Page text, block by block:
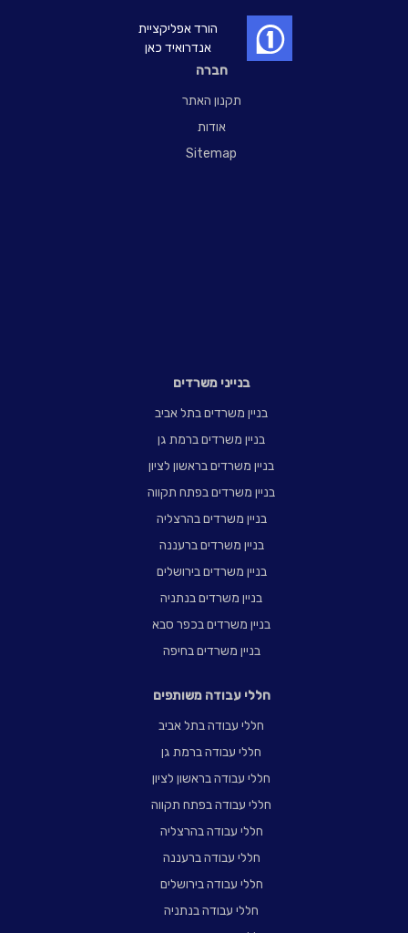
חברה
תקנון האתר
אודות
Sitemap
בנייני משרדים
בניין משרדים בתל אביב
בניין משרדים ברמת גן
בניין משרדים בראשון לציון
בניין משרדים בפתח תקווה
בניין משרדים בהרצליה
בניין משרדים ברעננה
בניין משרדים בירושלים
בניין משרדים בנתניה
בניין משרדים בכפר סבא
בניין משרדים בחיפה
חללי עבודה משותפים
חללי עבודה בתל אביב
חללי עבודה ברמת גן
חללי עבודה בראשון לציון
חללי עבודה בפתח תקווה
חללי עבודה בהרצליה
חללי עבודה ברעננה
חללי עבודה בירושלים
חללי עבודה בנתניה
הורד אפליקציית
אנדרואיד כאן